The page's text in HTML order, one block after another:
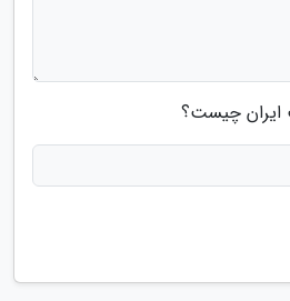
ایران چیست؟